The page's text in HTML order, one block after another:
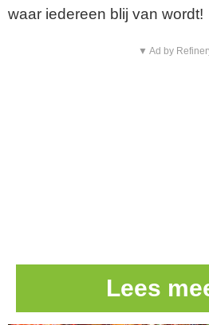
waar iedereen blij van wordt!
▼ Ad by
Lees